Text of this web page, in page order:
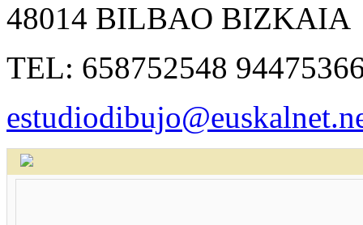
48014 BILBAO BIZKAIA
TEL: 658752548